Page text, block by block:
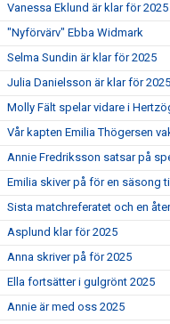
Vanessa Eklund är klar för 2025
"Nyförvärv" Ebba Widmark
Selma Sundin är klar för 2025
Julia Danielsson är klar för
Molly Fält spelar vidare i
Vår kapten Emilia Thögersen
Annie Fredriksson satsar på
Emilia skiver på för en säsong
Sista matchreferatet och en
Asplund klar för 2025
Anna skriver på för 2025
Ella fortsätter i gulgrönt 2025
Annie är med oss 2025